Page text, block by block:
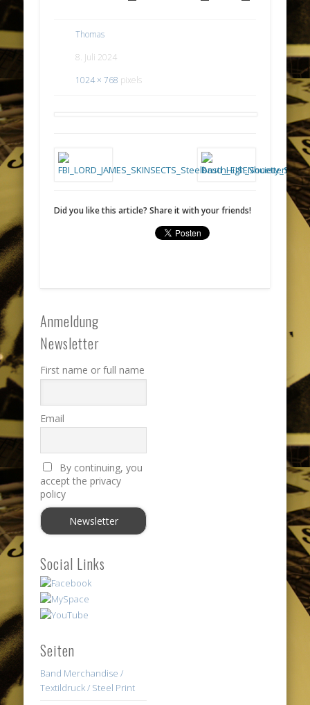
Thomas
8. Juli 2024
1024 × 768 pixels
Did you like this article? Share it with your friends!
Anmeldung
Newsletter
First name or full name
Email
By continuing, you
accept the privacy
policy
Social Links
Seiten
Band Merchandise /
Textildruck / Steel Print